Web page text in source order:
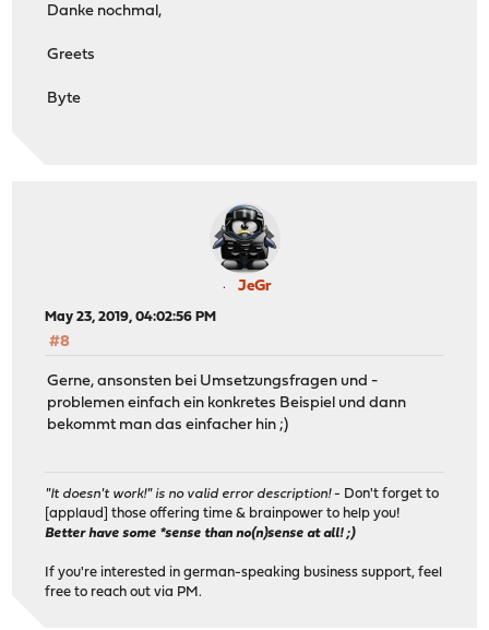
Danke nochmal,
Greets
Byte
JeGr
May 23, 2019, 04:02:56 PM
#8
Gerne, ansonsten bei Umsetzungsfragen und -
problemen einfach ein konkretes Beispiel und dann
bekommt man das einfacher hin ;)
"It doesn't work!" is no valid error description!- Don't forget to
[applaud] those offering time & brainpower to help you!
Better have some *sense than no(n)sense at all! ;)
If you're interested in german-speaking business support, feel
free to reach out via PM.